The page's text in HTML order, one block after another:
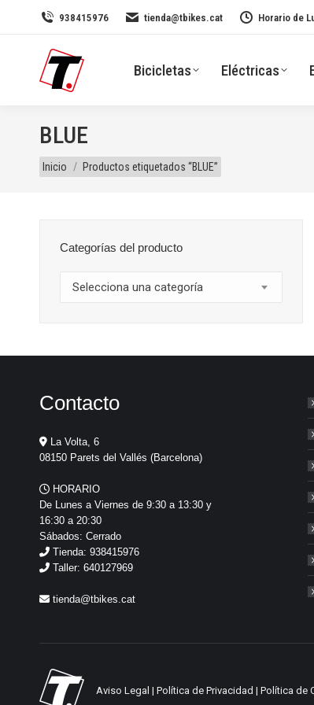
938415976 tienda@tbikes.cat Horario de
Bicicletas Eléctricas
BLUE
Estás aquí:
Inicio Productos etiquetados “BLUE”
Categorías del producto
Selecciona una categoría
Contacto
La Volta, 6
08150 Parets del Vallés (Barcelona)
HORARIO
De Lunes a Viernes de 9:30 a 13:30 y
16:30 a 20:30
Sábados: Cerrado
Tienda: 938415976
Taller: 640127969
tienda@tbikes.cat
Aviso Legal | Política de Privacidad | Política de